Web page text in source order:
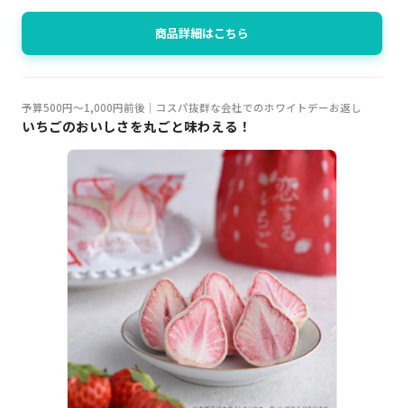
商品詳細はこちら
予算500円～1,000円前後｜コスパ抜群な会社でのホワイトデーお返し
いちごのおいしさを丸ごと味わえる！